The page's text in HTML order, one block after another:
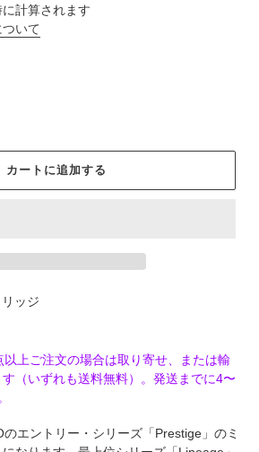
計算されます
いて
カートに追加する
ッジ
上ご注文の場合は取り寄せ、または輸
（いずれも送料無料）。発送までに4〜
のエントリー・シリーズ「Prestige」のミ